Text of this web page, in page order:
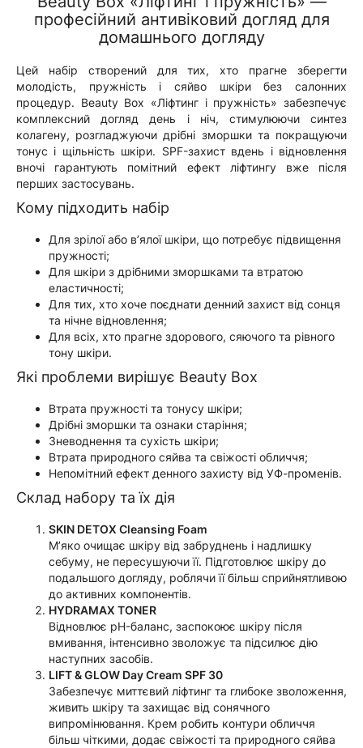
професійний антивіковий догляд для
домашнього догляду
Цей набір створений для тих, хто прагне зберегти
молодість, пружність і сяйво шкіри без салонних
процедур. Beauty Box «Ліфтинг і пружність» забезпечує
комплексний догляд день і ніч, стимулюючи синтез
колагену, розгладжуючи дрібні зморшки та покращуючи
тонус і щільність шкіри. SPF-захист вдень і відновлення
вночі гарантують помітний ефект ліфтингу вже після
перших застосувань.
Кому підходить набір
Для зрілої або в’ялої шкіри, що потребує підвищення
пружності;
Для шкіри з дрібними зморшками та втратою
еластичності;
Для тих, хто хоче поєднати денний захист від сонця
та нічне відновлення;
Для всіх, хто прагне здорового, сяючого та рівного
тону шкіри.
Які проблеми вирішує Beauty Box
Втрата пружності та тонусу шкіри;
Дрібні зморшки та ознаки старіння;
Зневоднення та сухість шкіри;
Втрата природного сяйва та свіжості обличчя;
Непомітний ефект денного захисту від УФ-променів.
Склад набору та їх дія
SKIN DETOX Cleansing Foam
М’яко очищає шкіру від забруднень і надлишку
себуму, не пересушуючи її. Підготовлює шкіру до
подальшого догляду, роблячи її більш сприйнятливою
до активних компонентів.
HYDRAMAX TONER
Відновлює pH-баланс, заспокоює шкіру після
вмивання, інтенсивно зволожує та підсилює дію
наступних засобів.
LIFT & GLOW Day Cream SPF 30
Забезпечує миттєвий ліфтинг та глибоке зволоження,
живить шкіру та захищає від сонячного
випромінювання. Крем робить контури обличчя
більш чіткими, додає свіжості та природного сяйва